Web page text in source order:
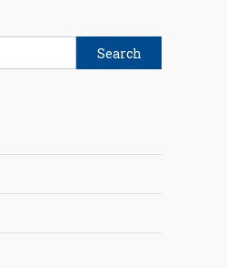
Search
for: